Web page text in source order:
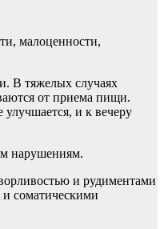
малоценности,
В тяжелых случаях
от приема пищи.
улучшается, и к вечеру
нарушениям.
и рудиментами
соматическими